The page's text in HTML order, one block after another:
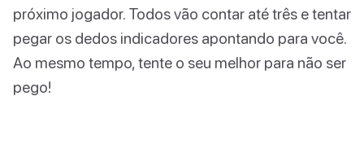
próximo jogador. Todos vão contar até três e tentar
pegar os dedos indicadores apontando para você.
Ao mesmo tempo, tente o seu melhor para não ser
pego!